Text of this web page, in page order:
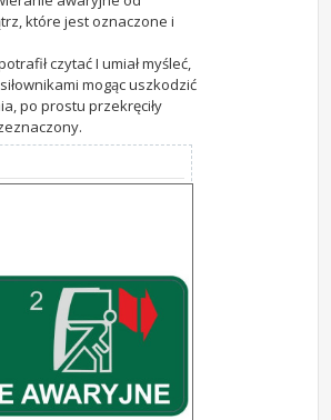
które jest oznaczone i
czytać I umiał myśleć,
mogąc uszkodzić
po prostu przekręciły